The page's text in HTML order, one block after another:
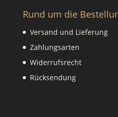
Rund um die
Versand und Lieferung
Zahlungsarten
Widerrufsrecht
Rücksendung